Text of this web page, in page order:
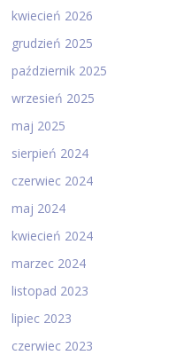
kwiecień 2026
grudzień 2025
październik 2025
wrzesień 2025
maj 2025
sierpień 2024
czerwiec 2024
maj 2024
kwiecień 2024
marzec 2024
listopad 2023
lipiec 2023
czerwiec 2023